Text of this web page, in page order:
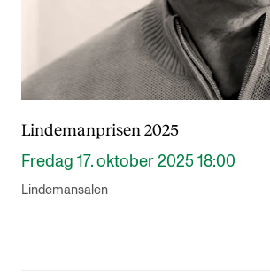
Lindemanprisen 2025
Fredag 17. oktober 2025 18:00
Lindemansalen